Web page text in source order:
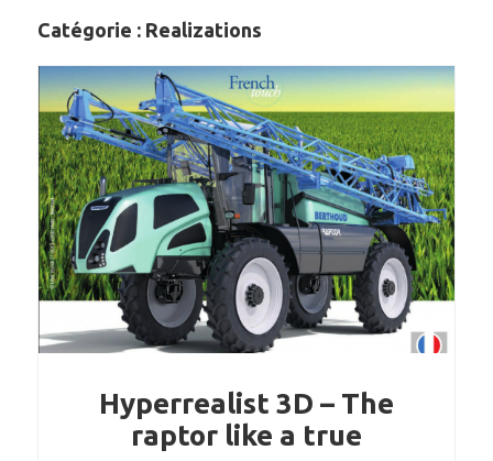
Catégorie : Realizations
Hyperrealist 3D – The
raptor like a true